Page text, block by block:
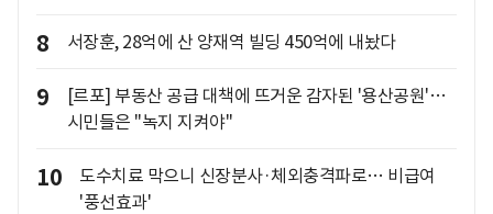
8 서장훈, 28억에 산 양재역 빌딩 450억에 내놨다
9
[르포] 부동산 공급 대책에 뜨거운 감자된 '용산공원'…
시민들은 "녹지 지켜야"
10
도수치료 막으니 신장분사·체외충격파로… 비급여
'풍선효과'